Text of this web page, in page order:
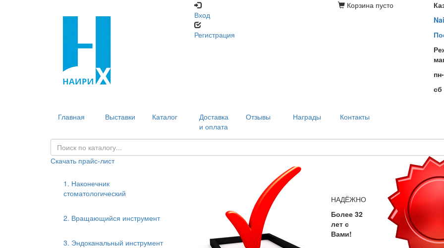
Вход
Регистрация
Корзина пусто
сб
Главная Выставки Каталог
Доставка
и оплата
Отзывы Награды Контакты
Скачать прайс-лист
1. Наконечник
стоматологический
2. Вращающийся инструмент
3. Эндоканальный инструмент
НАДЁЖНО
Более 32
лет с
Вами!